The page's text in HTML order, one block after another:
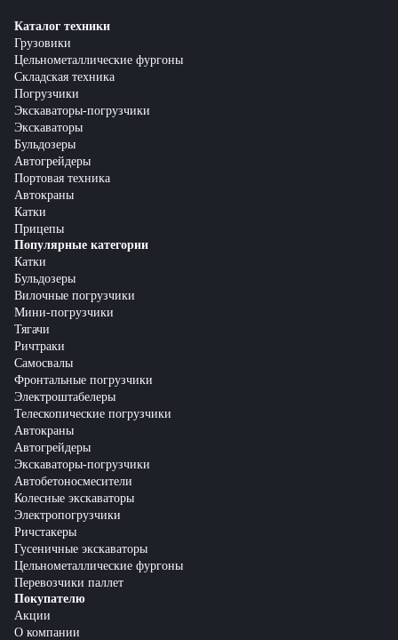
Каталог техники
Грузовики
Цельнометаллические фургоны
Складская техника
Погрузчики
Экскаваторы-погрузчики
Экскаваторы
Бульдозеры
Автогрейдеры
Портовая техника
Автокраны
Катки
Прицепы
Популярные категории
Катки
Бульдозеры
Вилочные погрузчики
Мини-погрузчики
Тягачи
Ричтраки
Самосвалы
Фронтальные погрузчики
Электроштабелеры
Телескопические погрузчики
Автокраны
Автогрейдеры
Экскаваторы-погрузчики
Автобетоносмесители
Колесные экскаваторы
Электропогрузчики
Ричстакеры
Гусеничные экскаваторы
Цельнометаллические фургоны
Перевозчики паллет
Покупателю
Акции
О компании